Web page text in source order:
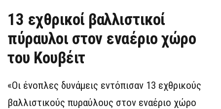
13 εχθρικοί βαλλιστικοί
πύραυλοι στον εναέριο χώρο
του Κουβέιτ
«Οι ένοπλες δυνάμεις εντόπισαν 13 εχθρικούς
βαλλιστικούς πυραύλους στον εναέριο χώρο